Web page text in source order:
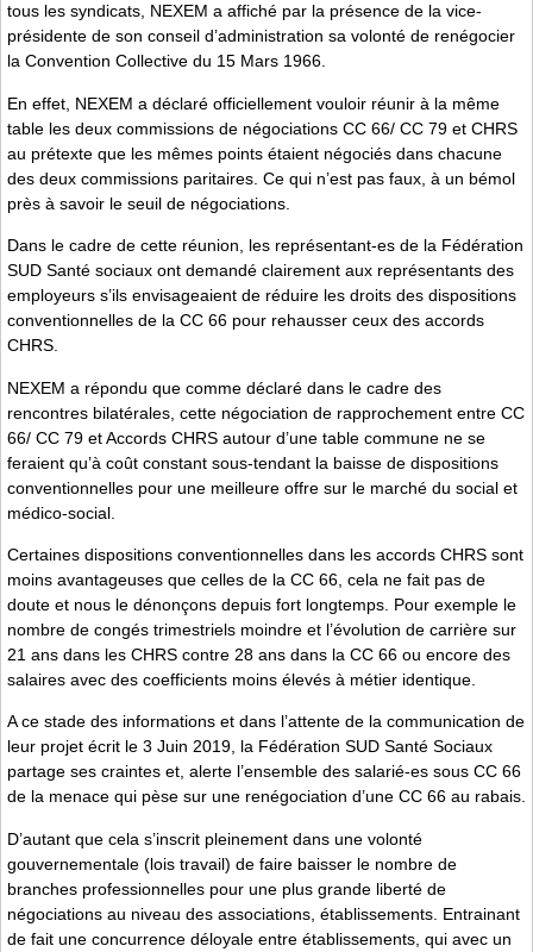
tous les syndicats, NEXEM a affiché par la présence de la vice-
présidente de son conseil d’administration sa volonté de renégocier
la Convention Collective du 15 Mars 1966.
En effet, NEXEM a déclaré officiellement vouloir réunir à la même
table les deux commissions de négociations CC 66/ CC 79 et CHRS
au prétexte que les mêmes points étaient négociés dans chacune
des deux commissions paritaires. Ce qui n’est pas faux, à un bémol
près à savoir le seuil de négociations.
Dans le cadre de cette réunion, les représentant-es de la Fédération
SUD Santé sociaux ont demandé clairement aux représentants des
employeurs s’ils envisageaient de réduire les droits des dispositions
conventionnelles de la CC 66 pour rehausser ceux des accords
CHRS.
NEXEM a répondu que comme déclaré dans le cadre des
rencontres bilatérales, cette négociation de rapprochement entre CC
66/ CC 79 et Accords CHRS autour d’une table commune ne se
feraient qu’à coût constant sous-tendant la baisse de dispositions
conventionnelles pour une meilleure offre sur le marché du social et
médico-social.
Certaines dispositions conventionnelles dans les accords CHRS sont
moins avantageuses que celles de la CC 66, cela ne fait pas de
doute et nous le dénonçons depuis fort longtemps. Pour exemple le
nombre de congés trimestriels moindre et l’évolution de carrière sur
21 ans dans les CHRS contre 28 ans dans la CC 66 ou encore des
salaires avec des coefficients moins élevés à métier identique.
A ce stade des informations et dans l’attente de la communication de
leur projet écrit le 3 Juin 2019, la Fédération SUD Santé Sociaux
partage ses craintes et, alerte l’ensemble des salarié-es sous CC 66
de la menace qui pèse sur une renégociation d’une CC 66 au rabais.
D’autant que cela s’inscrit pleinement dans une volonté
gouvernementale (lois travail) de faire baisser le nombre de
branches professionnelles pour une plus grande liberté de
négociations au niveau des associations, établissements. Entrainant
de fait une concurrence déloyale entre établissements, qui avec un